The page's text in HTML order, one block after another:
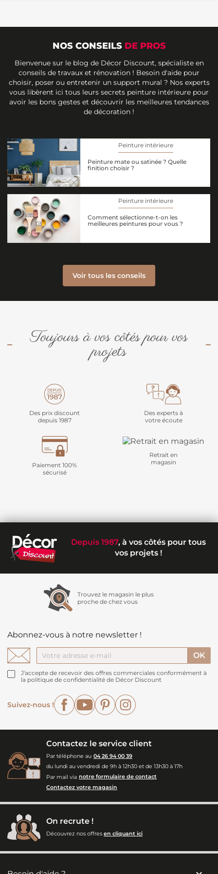
NOS CONSEILS DE PROS
Bienvenue sur le blog de Décor Discount, spécialiste en
conseils de travaux et rénovation ! Besoin d'aide pour
choisir, poser ou entretenir un support mural ? Nos experts
vous libèrent ici tous leurs secrets peinture intérieure pour
avoir les bons gestes et découvrir les meilleures tendances
de décoration !
Peinture intérieure
Peinture mate ou satinée ? Quelle
finition choisir ?
Peinture intérieure
Comment sélectionne-t-on les
meilleures peintures pour vous ?
Voir tous les conseils
Toujours à vos côtés pour vos
projets
Des prix discount
depuis 1987
Des experts à
votre écoute
Paiement 100%
sécurisé
Retrait en
magasin
Depuis 1987, à vos côtés pour tous
vos projets !
Trouvez le magasin le plus
proche de chez vous
Abonnez-vous à notre newsletter !
J'accepte de recevoir des offres commerciales conformément à
la politique de confidentialité de Décor Discount
Suivez-nous !
FacebookYouTubePinterest
Contactez le service client
Par téléphone au 04 26 94 00 39
du lundi au vendredi de 9h à 12h30 et de 13h30 à 17h
Par mail via notre formulaire de contact
Contactez votre magasin
On recrute !
Découvrez nos offres en cliquant ici